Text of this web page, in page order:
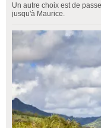
Un autre choix est de
jusqu'à Maurice.